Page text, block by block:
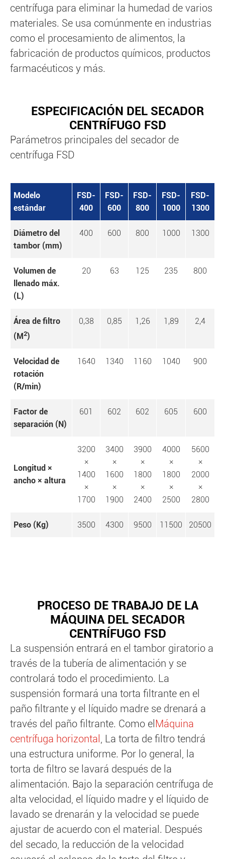
centrífuga para eliminar la humedad de varios
materiales. Se usa comúnmente en industrias
como el procesamiento de alimentos, la
fabricación de productos químicos, productos
farmacéuticos y más.
ESPECIFICACIÓN DEL SECADOR
CENTRÍFUGO FSD
Parámetros principales del secador de
centrífuga FSD
Modelo
estándar
FSD-
400
FSD-
600
FSD-
800
FSD-
1000
FSD-
1300
Diámetro del
tambor (mm)
400 600 800 1000 1300
Volumen de
llenado máx.
(L)
20 63 125 235 800
Área de filtro
(M 2)
0,38 0,85 1,26 1,89 2,4
Velocidad de
rotación
(R/min)
1640 1340 1160 1040 900
Factor de
separación (N)
601 602 602 605 600
Longitud ×
ancho × altura
3200
×
1400
×
1700
3400
×
1600
×
1900
3900
×
1800
×
2400
4000
×
1800
×
2500
5600
×
2000
×
2800
Peso (Kg) 3500 4300 9500 11500 20500
PROCESO DE TRABAJO DE LA
MÁQUINA DEL SECADOR
CENTRÍFUGO FSD
La suspensión entrará en el tambor giratorio a
través de la tubería de alimentación y se
controlará todo el procedimiento. La
suspensión formará una torta filtrante en el
paño filtrante y el líquido madre se drenará a
través del paño filtrante. Como el Máquina
centrífuga horizontal , La torta de filtro tendrá
una estructura uniforme. Por lo general, la
torta de filtro se lavará después de la
alimentación. Bajo la separación centrífuga de
alta velocidad, el líquido madre y el líquido de
lavado se drenarán y la velocidad se puede
ajustar de acuerdo con el material. Después
del secado, la reducción de la velocidad